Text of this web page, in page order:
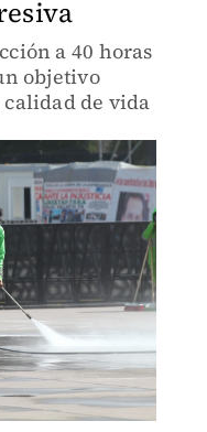
a 40 horas
objetivo
de vida